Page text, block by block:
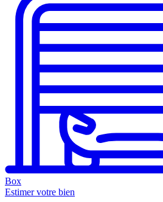
Box
Estimer votre bien